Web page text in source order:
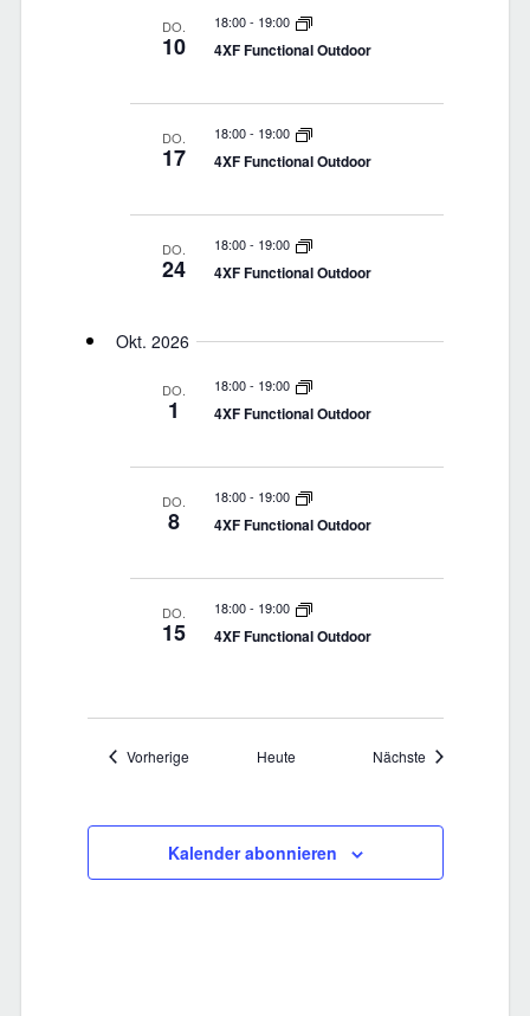
u
n
g
e
n
S
u
c
h
e
u
n
A
g
n
t
n
a
i
g
DO.
10
18:00- 19:00
4XF Functional Outdoor
DO.
17
18:00- 19:00
4XF Functional Outdoor
DO.
24
18:00- 19:00
4XF Functional Outdoor
Okt. 2026
DO.
1
18:00- 19:00
4XF Functional Outdoor
DO.
8
18:00- 19:00
4XF Functional Outdoor
DO.
15
18:00- 19:00
4XF Functional Outdoor
VorherigeVeranstaltungen
Heute NächsteVeranstaltungen
Kalender abonnieren